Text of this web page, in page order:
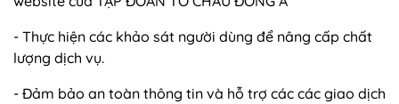
- Thực hiện các khảo sát người dùng để nâng cấp chất
lượng dịch vụ.
- Đảm bảo an toàn thông tin và hỗ trợ các các giao dịch